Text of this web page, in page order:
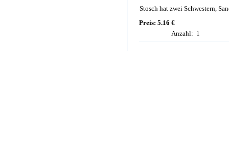
Stosch hat zwei Schwestern,
Preis: 5.16 €
Anzahl: 1